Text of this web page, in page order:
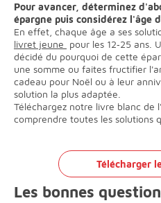
Pour avancer, déterminez
épargne puis considérez l'âge
En effet, chaque âge a ses
livret jeune pour les 12‐25 ans.
décidé du pourquoi de cette
une somme ou faites fructifier
cadeau pour Noël ou à leur
solution la plus adaptée.
Téléchargez notre livre blanc
comprendre toutes les solutions
Télécharger
Les bonnes